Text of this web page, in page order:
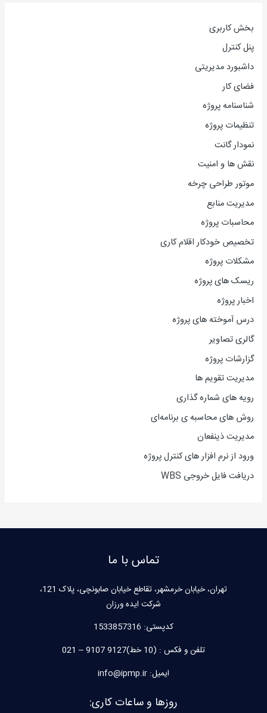
بخش کاربری
پنل کنترل
داشبورد مدیریتی
فضای کار
شناسنامه پروژه
تنظیمات پروژه
نمودار گانت
نقش ها و امنیت
موتور طراحی چرخه
مدیریت منابع
محاسبات پروژه
تخصیص خودکار اقلام کاری
مشکلات پروژه
ریسک های پروژه
اخبار پروژه
درس آموخته های پروژه
گالری تصاویر
گزارشات پروژه
مدیریت تقویم ها
رویه های شماره گذاری
روش های محاسبه ی برنامه‌ای
مدیریت ذینفعان
ورود از نرم افزار های کنترل پروژه
دریافت فایل خروجی WBS
تماس با ما
تهران، خیابان خرمشهر، تقاطع خیابان صابونچی، پلاک 121،
شرکت ایده ورزان
کدپستی: 1533857316
تلفن و فکس : (10 خط)9127 9107 – 021
ایمیل: info@ipmp.ir
روزها و ساعات کاری: